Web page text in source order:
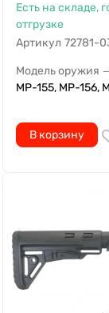
Есть на складе,
отгрузке
Артикул 72781-
Модель оружия —
МР-155, МР-156,
В корзину